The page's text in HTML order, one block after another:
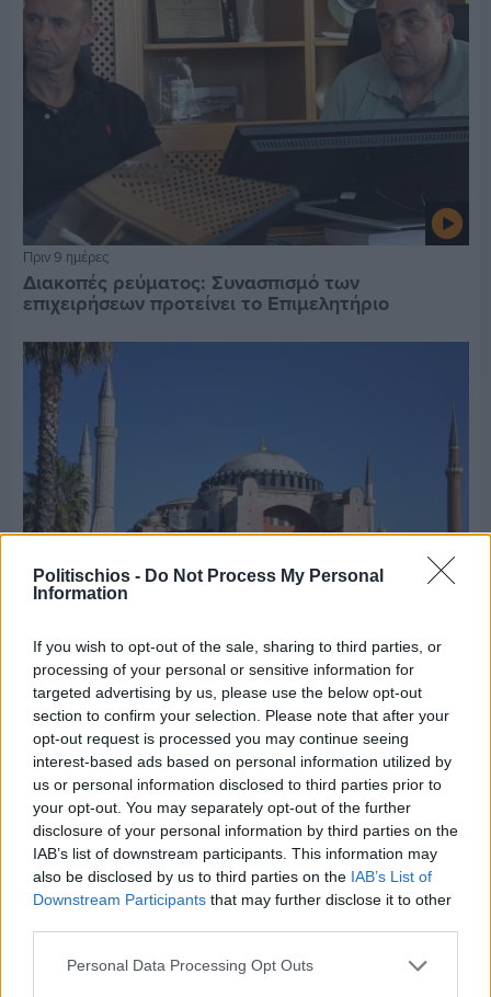
Politischios - Do Not Process My Personal
Information
If you wish to opt-out of the sale, sharing to third parties, or
processing of your personal or sensitive information for
targeted advertising by us, please use the below opt-out
section to confirm your selection. Please note that after your
opt-out request is processed you may continue seeing
interest-based ads based on personal information utilized by
us or personal information disclosed to third parties prior to
your opt-out. You may separately opt-out of the further
disclosure of your personal information by third parties on the
IAB’s list of downstream participants. This information may
also be disclosed by us to third parties on the IAB’s List of
Downstream Participants that may further disclose it to other
Personal Data Processing Opt Outs
Πριν 9 ημέρες
Διακοπές ρεύματος: Συνασπισμό των
επιχειρήσεων προτείνει το Επιμελητήριο
Πριν 9 ημέρες
5ημερη εκδρομή σε Προύσα - Κωνσταντινούπολη
με το Sunrise Tours